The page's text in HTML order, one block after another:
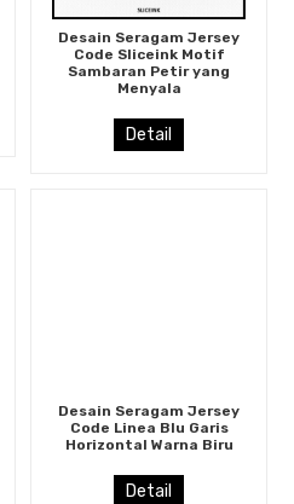
Desain Seragam Jersey
Code Sliceink Motif
Sambaran Petir yang
Menyala
Detail
Desain Seragam Jersey
Code Linea Blu Garis
Horizontal Warna Biru
Detail